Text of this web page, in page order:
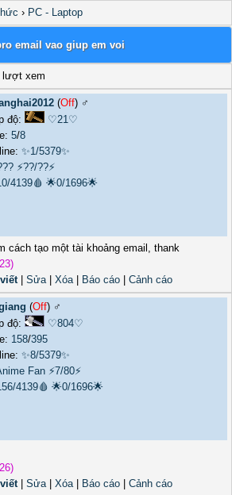
› PC - Laptop
email vao giup em voi
lượt xem
(Off) ♂️
độ:
♡21♡
5/8
✨1/5379✨
⚡??/??⚡
4139🩸 🌟0/1696🌟
cách tạo một tài khoảng email, thank
| Sửa| Xóa| Báo cáo Cảnh cáo
(Off) ♂️
độ:
♡804♡
158/395
✨8/5379✨
Fan ⚡7/80⚡
4139🩸 🌟0/1696🌟
| Sửa| Xóa| Báo cáo
Cảnh cáo